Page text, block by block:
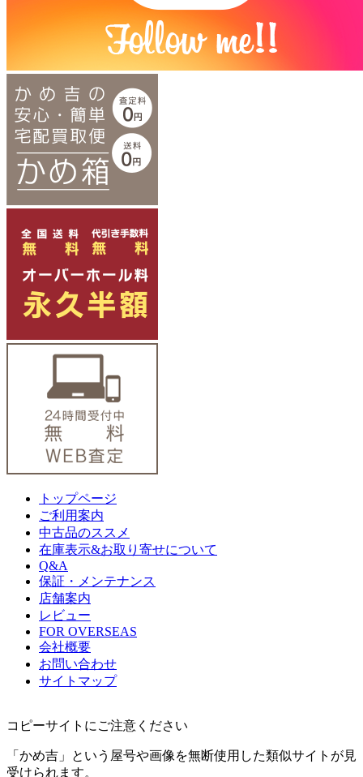
トップページ
ご利用案内
中古品のススメ
在庫表示&お取り寄せについて
Q&A
保証・メンテナンス
店舗案内
レビュー
FOR OVERSEAS
会社概要
お問い合わせ
サイトマップ
コピーサイトにご注意ください
「かめ吉」という屋号や画像を無断使用した類似サイトが見
受けられます。